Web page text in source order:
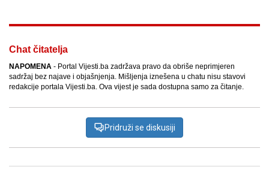
Chat čitatelja
NAPOMENA - Portal Vijesti.ba zadržava pravo da obriše neprimjeren
sadržaj bez najave i objašnjenja. Mišljenja iznešena u chatu nisu stavovi
redakcije portala Vijesti.ba. Ova vijest je sada dostupna samo za čitanje.
Pridruži se diskusiji